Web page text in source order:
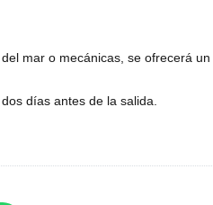
mar o mecánicas, se ofrecerá un
días antes de la salida.